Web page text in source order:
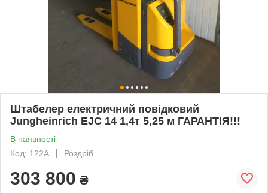
Штабелер електричний повідковий
Jungheinrich EJC 14 1,4т 5,25 м ГАРАНТІЯ!!!
В наявності
Код: 122A
Роздріб
303 800 ₴